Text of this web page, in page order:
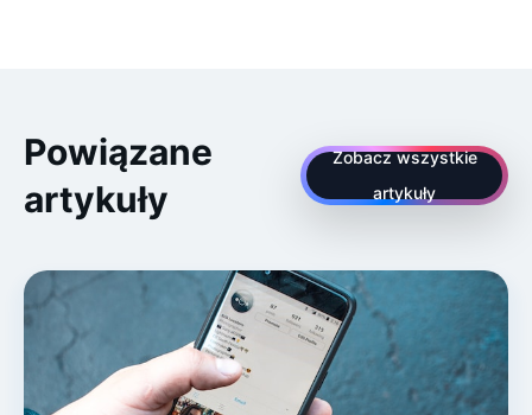
Powiązane
artykuły
Zobacz wszystkie
artykuły